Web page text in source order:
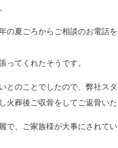
の夏ごろからご相談のお電話
ってくれたそうです。
とのことでしたので、弊社ス
火葬後ご収骨をしてご返骨いた
で、ご家族様が大事にされて